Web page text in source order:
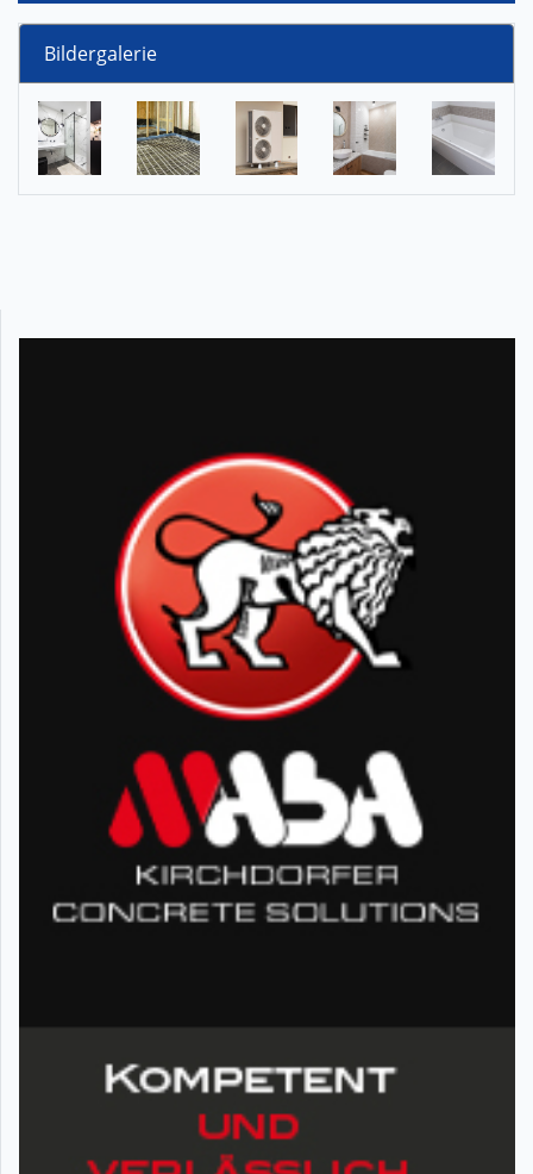
Bildergalerie